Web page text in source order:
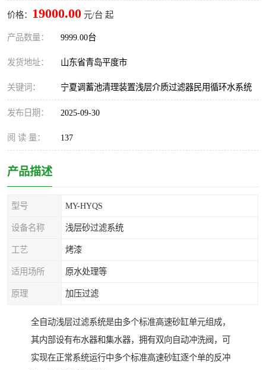
价格： 19000.00 元/台 起
产品数量： 9999.00台
发货地址： 山东省青岛平度市
关键词： 宁夏调蓄池清理装置浅层介质过滤器民用循环水系统
发布日期： 2025-09-30
阅 读 量： 137
产品描述
型号 MY-HYQS
设备名称 浅层砂过滤系统
工艺 烤漆
适用场所 原水处理等
原理 加压过滤
全自动浅层过滤系统是由多个标准高速砂缸单元组成，
其内部设有布水器和集水器，拥有双向自动冲洗阀，可
实现在正常系统运行中多个标准高速砂缸逐个单的反冲
水平自清洗格栅